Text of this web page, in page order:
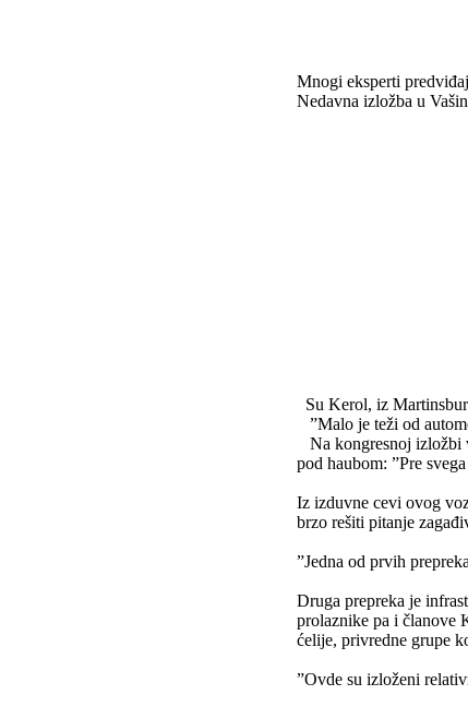
Mnogi eksperti
Nedavna izložba u
Su Kerol, iz
”Malo je teži od
Na kongresnoj izložbi
pod haubom: ”Pre
Iz izduvne cevi ovog
brzo rešiti pitanje
”Jedna od prvih
Druga prepreka je
prolaznike pa i članove
ćelije, privredne grupe
”Ovde su izloženi